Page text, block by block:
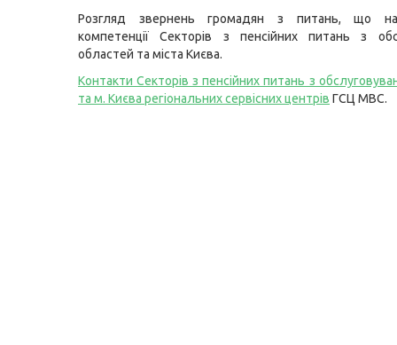
Розгляд звернень громадян з питань, що
компетенції Секторів з пенсійних питань з
областей та міста Києва.
Контакти Секторів з пенсійних питань з
та м. Києва регіональних сервісних центрів ГСЦ МВС.